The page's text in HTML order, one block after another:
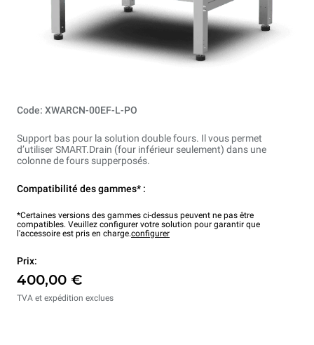
Code: XWARCN-00EF-L-PO
Support bas pour la solution double fours. Il vous permet
d’utiliser SMART.Drain (four inférieur seulement) dans une
colonne de fours supperposés.
Compatibilité des gammes* :
*Certaines versions des gammes ci-dessus peuvent ne pas être
compatibles. Veuillez configurer votre solution pour garantir que
l'accessoire est pris en charge.configurer
Prix:
400,00 €
TVA et expédition exclues